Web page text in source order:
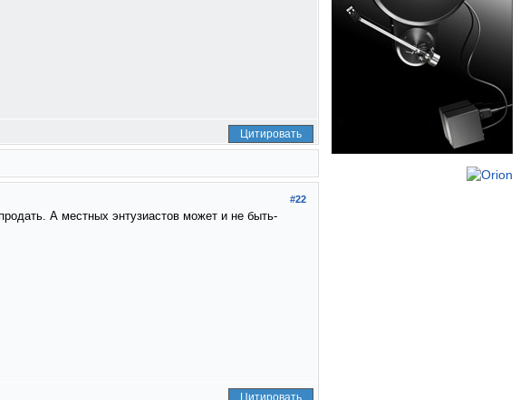
Цитировать
#22
А местных энтузиастов может и не быть-
Цитировать